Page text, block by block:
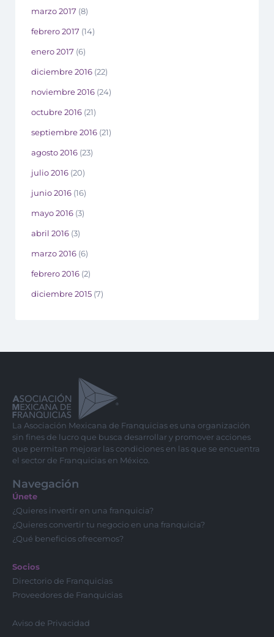
marzo 2017 (8)
febrero 2017 (14)
enero 2017 (6)
diciembre 2016 (22)
noviembre 2016 (24)
octubre 2016 (21)
septiembre 2016 (21)
agosto 2016 (23)
julio 2016 (20)
junio 2016 (16)
mayo 2016 (3)
abril 2016 (3)
marzo 2016 (6)
febrero 2016 (2)
diciembre 2015 (7)
La Asociación Mexicana de Franquicias es una organización
sin fines de lucro que busca desarrollar y promover acciones
que permitan mejorar las condiciones en las que se encuentra
el sector de Franquicias en México.
Navegación
Únete
¿Quieres invertir en una franquicia?
¿Quieres convertir tu negocio en una franquicia?
¿Qué beneficios ofrecemos?
Socios
Directorio de Franquicias
Proveedores de Franquicias
Aviso de Privacidad